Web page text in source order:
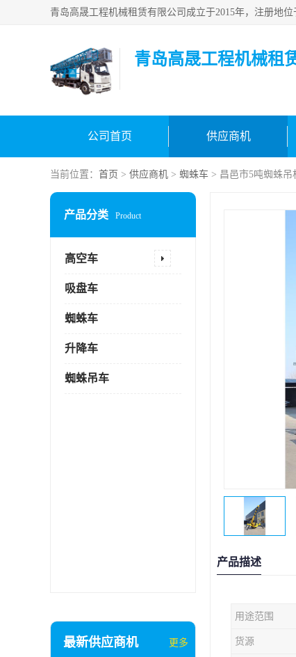
青岛高晟工程机械租
公司首页 供应商机
当前位置： 首页 > 供应商机 > 蜘蛛车 > 昌邑市5吨蜘蛛吊
产品分类 Product
高空车
吸盘车
蜘蛛车
升降车
蜘蛛吊车
最新供应商机 更多
产品描述
用途范围
货源